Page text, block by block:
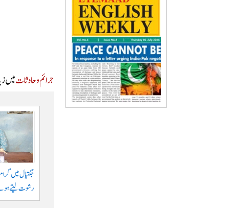
جرائم و حادثاتمیں
رشوت لیتے